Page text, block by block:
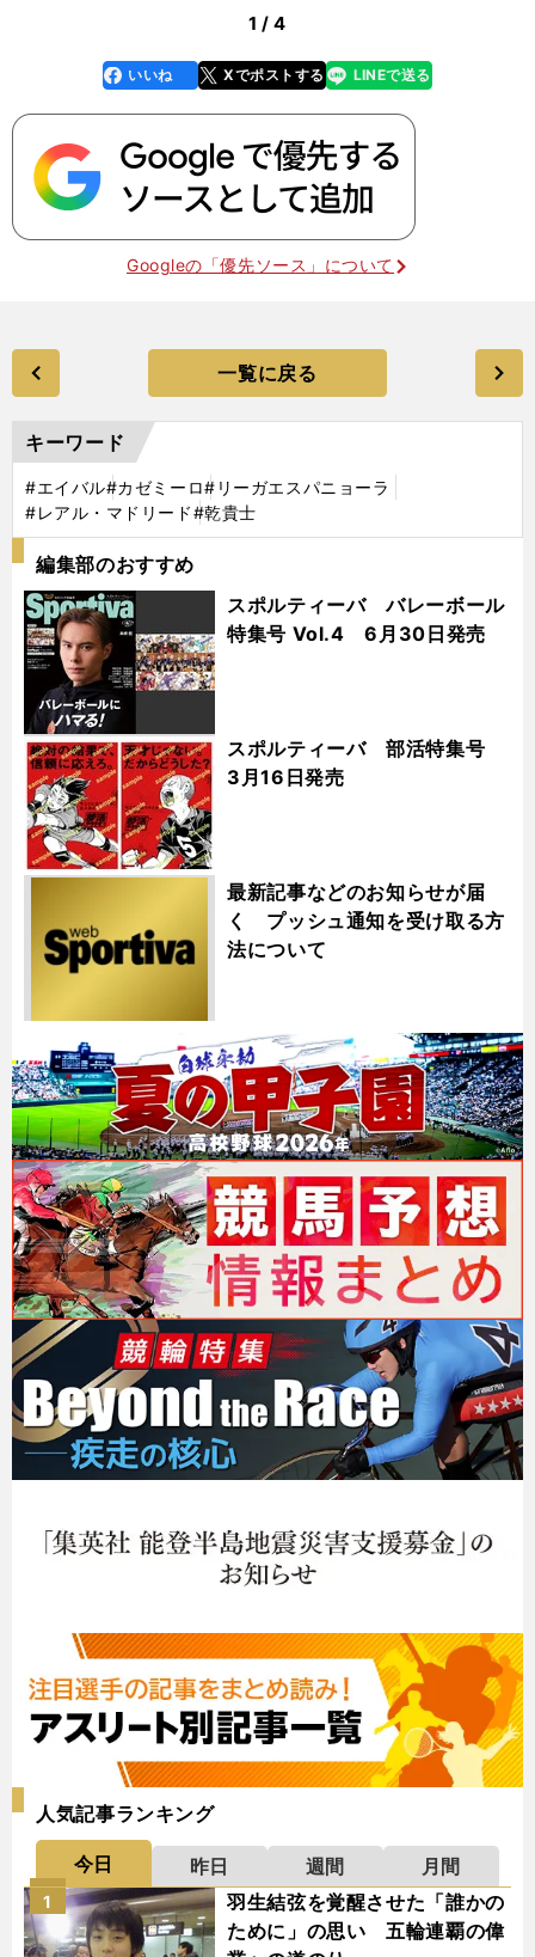
1 / 4
faceboo
k
いいね Xでポストする
line LINEで送る
Googleの「優先ソース」について
一覧に戻る
キーワード
#エイバル#カゼミーロ#リーガエスパニョーラ
#レアル・マドリード#乾貴士
編集部のおすすめ
スポルティーバ バレーボール
特集号 Vol.4 6月30日発売
スポルティーバ 部活特集号
3月16日発売
最新記事などのお知らせが届
く プッシュ通知を受け取る方
法について
人気記事ランキング
今日 昨日 週間
月間
羽生結弦を覚醒させた「誰かの
ために」の思い 五輪連覇の偉
1